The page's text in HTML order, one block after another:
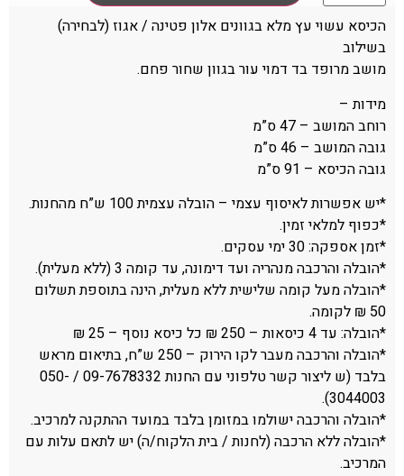
הכיסא עשוי עץ מלא בגוונים אלון פטינה / אגוז (לבחירה)
בשילוב
מושב מרופד בד דמוי עור בגוון שחור פחם.
מידות –
רוחב המושב – 47 ס”מ
גובה המושב – 46 ס”מ
גובה הכיסא – 91 ס”מ
*יש אפשרות לאיסוף עצמי – הובלה עצמית 100 ש”ח מהחנות.
*כפוף למלאי זמין.
*זמן אספקה: 30 ימי עסקים.
*הובלה והרכבה מנהריה ועד דימונה, עד קומה 3 (ללא מעלית).
*הובלה מעל קומה שלישית ללא מעלית, הינה בתוספת תשלום
50 ₪ לקומה.
*הובלה: עד 4 כיסאות – 250 ₪ כל כיסא נוסף – 25 ₪
*הובלה והרכבה מעבר לקו הירוק – 250 ש”ח, בתיאום מראש
בלבד (ש ליצור קשר טלפוני עם החנות 09-7678332 / 050-
3044003).
*הובלה והרכבה ישולמו במזומן בלבד במועד ההתקנה למרכיב.
*הובלה ללא הרכבה (לחנות / בית הלקוח/ה) יש לתאם עלות עם
המרכיב.